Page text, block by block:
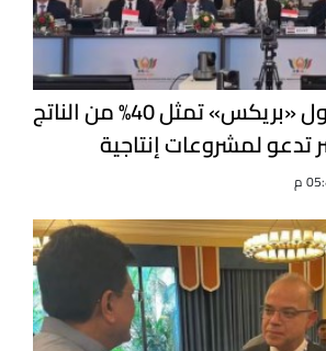
وزير الصناعة: دول «بريكس» تمثل 40% من الناتج
لمشروعات إنتاجية